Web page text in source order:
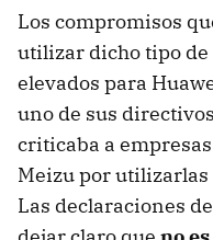
Los compromisos
utilizar dicho tipo
elevados para
uno de sus
criticaba a
Meizu por
Las declaraciones